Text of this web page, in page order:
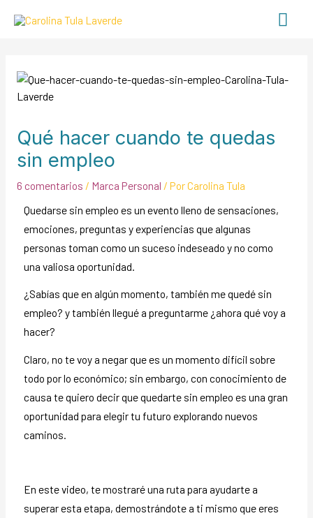
Qué hacer cuando te quedas
sin empleo
6 comentarios / Marca Personal / PorCarolina Tula
Quedarse sin empleo es un evento lleno de sensaciones,
emociones, preguntas y experiencias que algunas
personas toman como un suceso indeseado y no como
una valiosa oportunidad.
¿Sabías que en algún momento, también me quedé sin
empleo? y también llegué a preguntarme ¿ahora qué voy a
hacer?
Claro, no te voy a negar que es un momento difícil sobre
todo por lo económico; sin embargo, con conocimiento de
causa te quiero decir que quedarte sin empleo es una gran
oportunidad para elegir tu futuro explorando nuevos
caminos.
En este video, te mostraré una ruta para ayudarte a
superar esta etapa, demostrándote a ti mismo que eres